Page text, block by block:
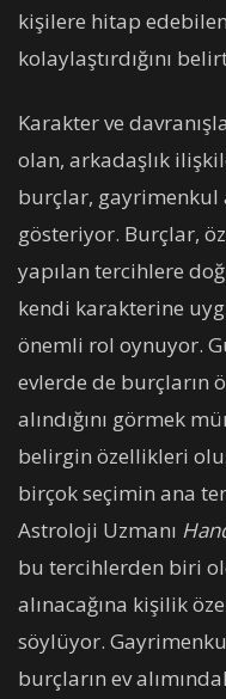
kişilere hitap
kolaylaştırdığını
Karakter ve
olan, arkadaşlık
burçlar, gayrimenkul
gösteriyor. Burçlar,
yapılan tercihlere
kendi karakterine
önemli rol oynuyor.
evlerde de burçların
alındığını görmek
belirgin özellikleri
birçok seçimin ana
Astroloji Uzmanı
bu tercihlerden biri
alınacağına kişilik
söylüyor.
burçların ev